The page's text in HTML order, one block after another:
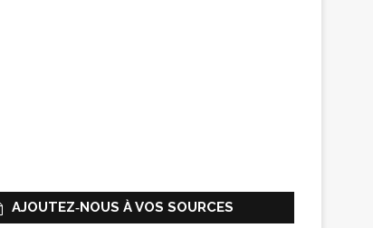
AJOUTEZ‑NOUS À VOS SOURCES